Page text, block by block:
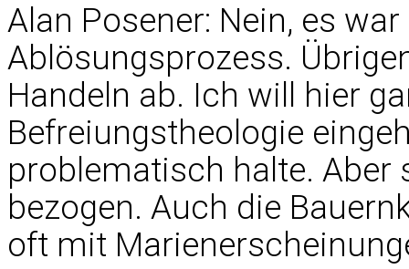
Alan Posener: Nein, es
Ablösungsprozess.
Handeln ab. Ich will hier
Befreiungstheologie
problematisch halte. Aber
bezogen. Auch die
oft mit